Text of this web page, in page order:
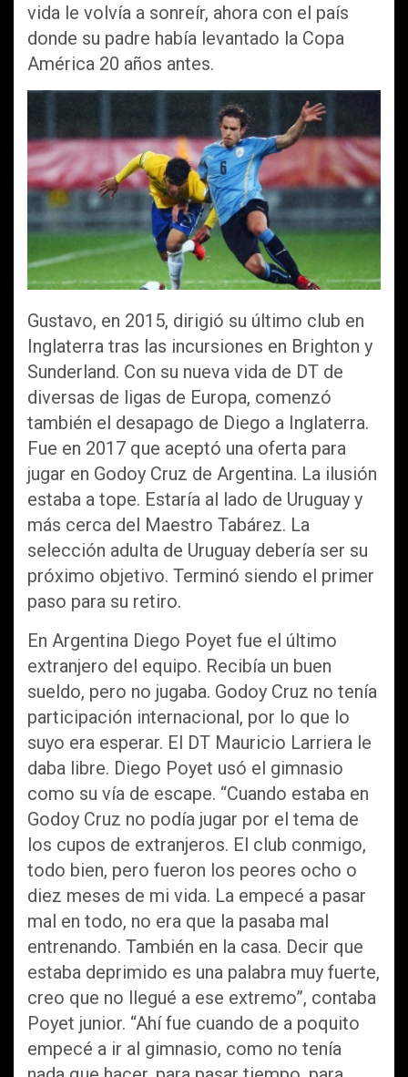
vida le volvía a sonreír, ahora con el país
donde su padre había levantado la Copa
América 20 años antes.
Gustavo, en 2015, dirigió su último club en
Inglaterra tras las incursiones en Brighton y
Sunderland. Con su nueva vida de DT de
diversas de ligas de Europa, comenzó
también el desapago de Diego a Inglaterra.
Fue en 2017 que aceptó una oferta para
jugar en Godoy Cruz de Argentina. La ilusión
estaba a tope. Estaría al lado de Uruguay y
más cerca del Maestro Tabárez. La
selección adulta de Uruguay debería ser su
próximo objetivo. Terminó siendo el primer
paso para su retiro.
En Argentina Diego Poyet fue el último
extranjero del equipo. Recibía un buen
sueldo, pero no jugaba. Godoy Cruz no tenía
participación internacional, por lo que lo
suyo era esperar. El DT Mauricio Larriera le
daba libre. Diego Poyet usó el gimnasio
como su vía de escape. “Cuando estaba en
Godoy Cruz no podía jugar por el tema de
los cupos de extranjeros. El club conmigo,
todo bien, pero fueron los peores ocho o
diez meses de mi vida. La empecé a pasar
mal en todo, no era que la pasaba mal
entrenando. También en la casa. Decir que
estaba deprimido es una palabra muy fuerte,
creo que no llegué a ese extremo”, contaba
Poyet junior. “Ahí fue cuando de a poquito
empecé a ir al gimnasio, como no tenía